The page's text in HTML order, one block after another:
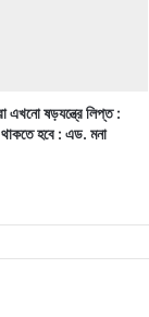
এখনো ষড়যন্ত্রে লিপ্ত :
থাকতে হবে : এড. মনা